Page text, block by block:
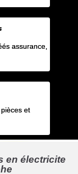
assurance,
et
en électricite